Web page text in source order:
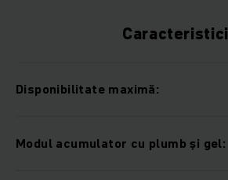
Caracteristici
Disponibilitate maximă:
Modul acumulator cu plumb și gel: